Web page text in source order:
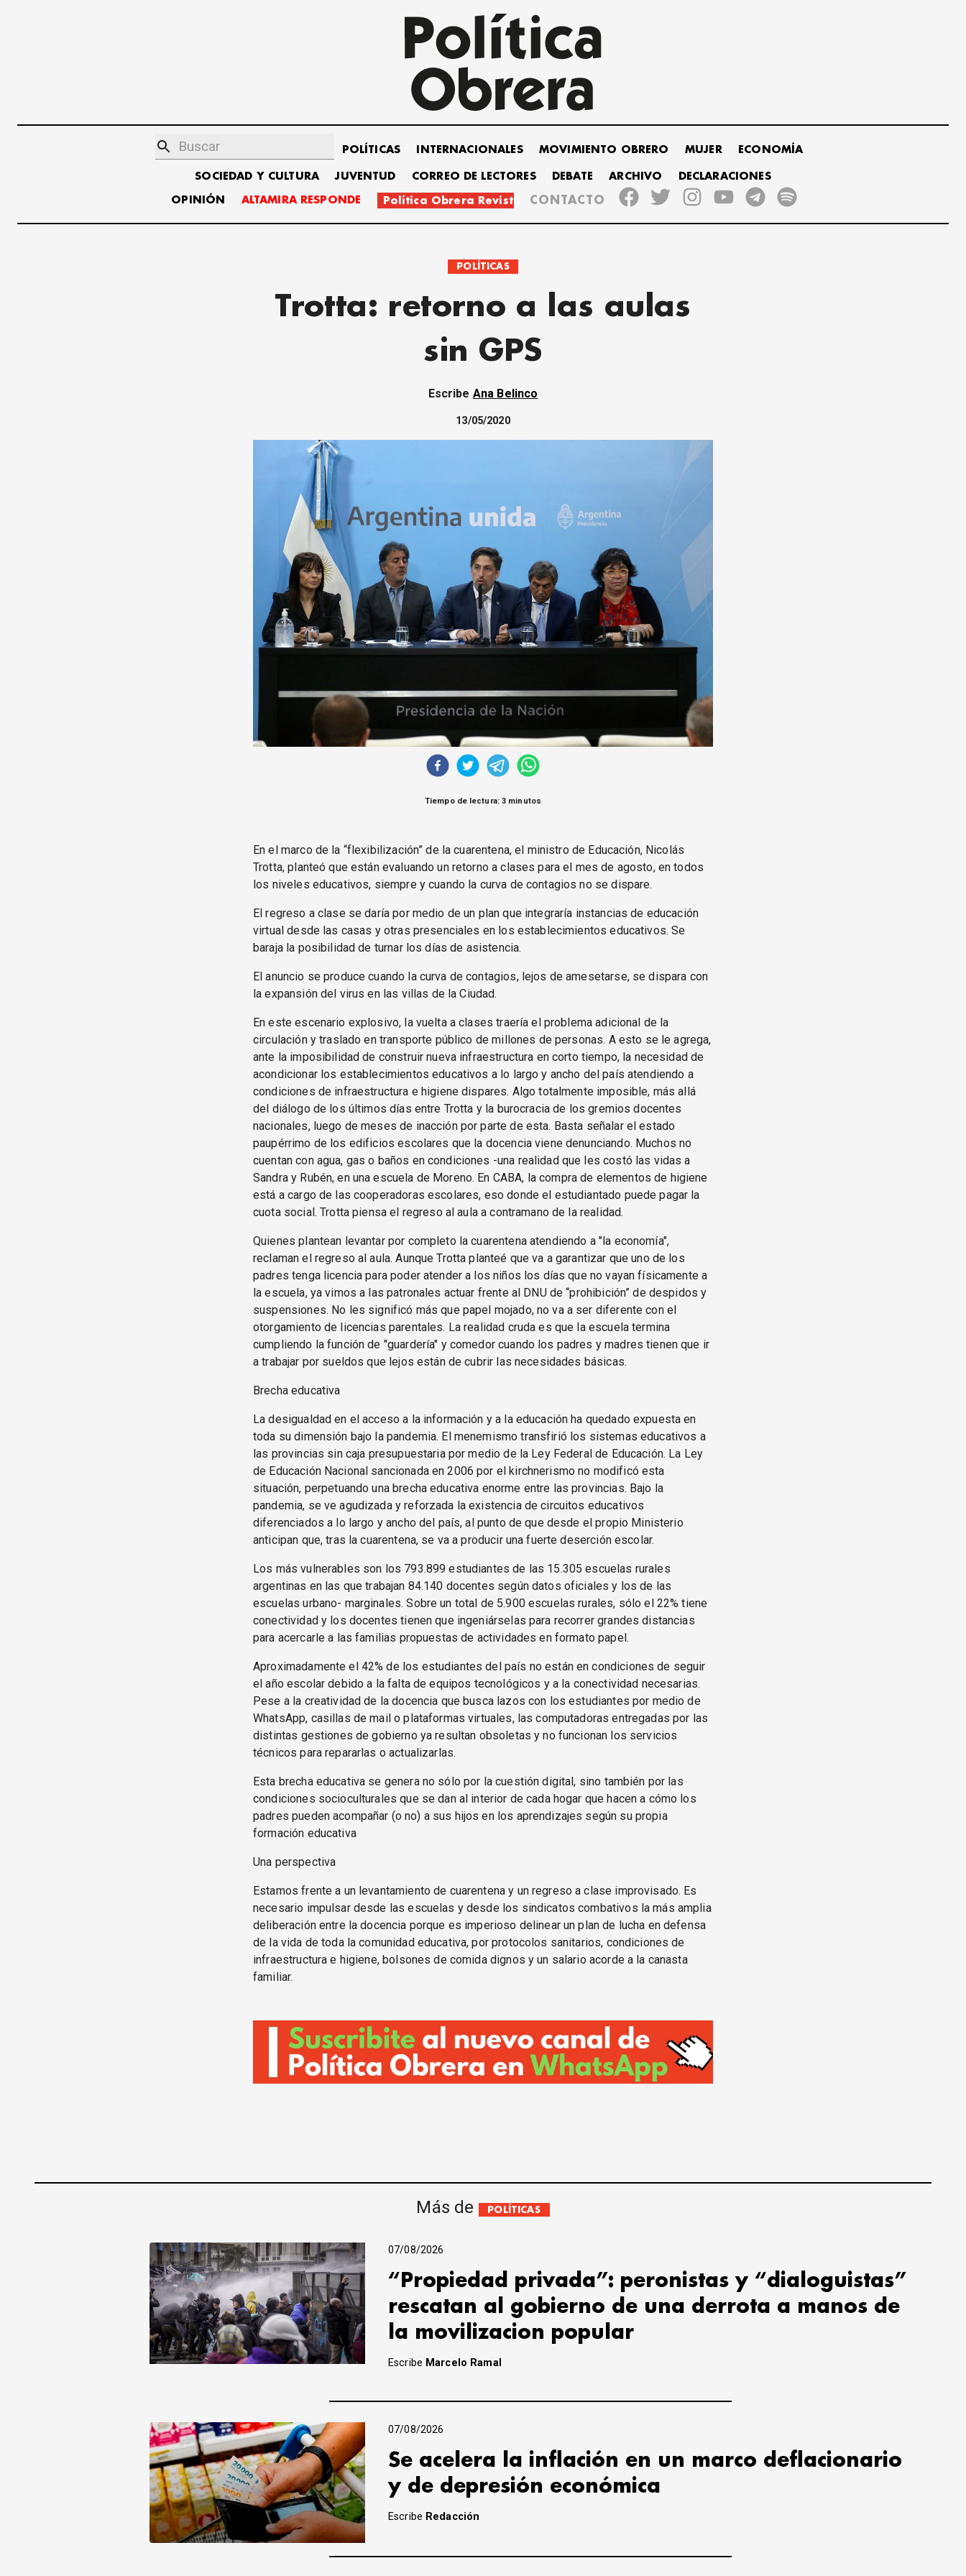
POLÍTICAS INTERNACIONALES MOVIMIENTO OBRERO MUJER ECONOMÍA
SOCIEDAD Y CULTURA JUVENTUD CORREO DE LECTORES DEBATE ARCHIVO DECLARACIONES
OPINIÓN ALTAMIRA RESPONDE Política Obrera Revista CONTACTO
POLÍTICAS
Trotta: retorno a las aulas
sin GPS
Escribe Ana Belinco
13/05/2020
Tiempo de lectura: 3 minutos
En el marco de la “flexibilización” de la cuarentena, el ministro de Educación, Nicolás
Trotta, planteó que están evaluando un retorno a clases para el mes de agosto, en todos
los niveles educativos, siempre y cuando la curva de contagios no se dispare.
El regreso a clase se daría por medio de un plan que integraría instancias de educación
virtual desde las casas y otras presenciales en los establecimientos educativos. Se
baraja la posibilidad de turnar los días de asistencia.
El anuncio se produce cuando la curva de contagios, lejos de amesetarse, se dispara con
la expansión del virus en las villas de la Ciudad.
En este escenario explosivo, la vuelta a clases traería el problema adicional de la
circulación y traslado en transporte público de millones de personas. A esto se le agrega,
ante la imposibilidad de construir nueva infraestructura en corto tiempo, la necesidad de
acondicionar los establecimientos educativos a lo largo y ancho del país atendiendo a
condiciones de infraestructura e higiene dispares. Algo totalmente imposible, más allá
del diálogo de los últimos días entre Trotta y la burocracia de los gremios docentes
nacionales, luego de meses de inacción por parte de esta. Basta señalar el estado
paupérrimo de los edificios escolares que la docencia viene denunciando. Muchos no
cuentan con agua, gas o baños en condiciones -una realidad que les costó las vidas a
Sandra y Rubén, en una escuela de Moreno. En CABA, la compra de elementos de higiene
está a cargo de las cooperadoras escolares, eso donde el estudiantado puede pagar la
cuota social. Trotta piensa el regreso al aula a contramano de la realidad.
Quienes plantean levantar por completo la cuarentena atendiendo a "la economía",
reclaman el regreso al aula. Aunque Trotta planteé que va a garantizar que uno de los
padres tenga licencia para poder atender a los niños los días que no vayan físicamente a
la escuela, ya vimos a las patronales actuar frente al DNU de “prohibición” de despidos y
suspensiones. No les significó más que papel mojado, no va a ser diferente con el
otorgamiento de licencias parentales. La realidad cruda es que la escuela termina
cumpliendo la función de "guardería" y comedor cuando los padres y madres tienen que ir
a trabajar por sueldos que lejos están de cubrir las necesidades básicas.
Brecha educativa
La desigualdad en el acceso a la información y a la educación ha quedado expuesta en
toda su dimensión bajo la pandemia. El menemismo transfirió los sistemas educativos a
las provincias sin caja presupuestaria por medio de la Ley Federal de Educación. La Ley
de Educación Nacional sancionada en 2006 por el kirchnerismo no modificó esta
situación, perpetuando una brecha educativa enorme entre las provincias. Bajo la
pandemia, se ve agudizada y reforzada la existencia de circuitos educativos
diferenciados a lo largo y ancho del país, al punto de que desde el propio Ministerio
anticipan que, tras la cuarentena, se va a producir una fuerte deserción escolar.
Los más vulnerables son los 793.899 estudiantes de las 15.305 escuelas rurales
argentinas en las que trabajan 84.140 docentes según datos oficiales y los de las
escuelas urbano- marginales. Sobre un total de 5.900 escuelas rurales, sólo el 22% tiene
conectividad y los docentes tienen que ingeniárselas para recorrer grandes distancias
para acercarle a las familias propuestas de actividades en formato papel.
Aproximadamente el 42% de los estudiantes del país no están en condiciones de seguir
el año escolar debido a la falta de equipos tecnológicos y a la conectividad necesarias.
Pese a la creatividad de la docencia que busca lazos con los estudiantes por medio de
WhatsApp, casillas de mail o plataformas virtuales, las computadoras entregadas por las
distintas gestiones de gobierno ya resultan obsoletas y no funcionan los servicios
técnicos para repararlas o actualizarlas.
Esta brecha educativa se genera no sólo por la cuestión digital, sino también por las
condiciones socioculturales que se dan al interior de cada hogar que hacen a cómo los
padres pueden acompañar (o no) a sus hijos en los aprendizajes según su propia
formación educativa
Una perspectiva
Estamos frente a un levantamiento de cuarentena y un regreso a clase improvisado. Es
necesario impulsar desde las escuelas y desde los sindicatos combativos la más amplia
deliberación entre la docencia porque es imperioso delinear un plan de lucha en defensa
de la vida de toda la comunidad educativa, por protocolos sanitarios, condiciones de
infraestructura e higiene, bolsones de comida dignos y un salario acorde a la canasta
familiar.
Más de POLÍTICAS
07/08/2026
“Propiedad privada”: peronistas y “dialoguistas”
rescatan al gobierno de una derrota a manos de
la movilizacion popular
Escribe Marcelo Ramal
07/08/2026
Se acelera la inflación en un marco deflacionario
y de depresión económica
Escribe Redacción